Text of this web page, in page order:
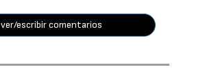
ver/escribir comentarios